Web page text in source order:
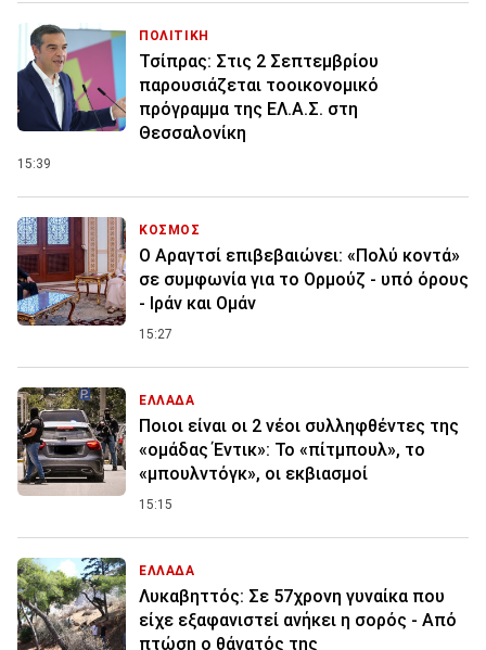
ΠΟΛΙΤΙΚΗ
Τσίπρας: Στις 2 Σεπτεμβρίου
παρουσιάζεται τοοικονομικό
πρόγραμμα της ΕΛ.Α.Σ. στη
Θεσσαλονίκη
15:39
ΚΟΣΜΟΣ
Ο Αραγτσί επιβεβαιώνει: «Πολύ κοντά»
σε συμφωνία για το Ορμούζ - υπό όρους
- Ιράν και Ομάν
15:27
ΕΛΛΑΔΑ
Ποιοι είναι οι 2 νέοι συλληφθέντες της
«ομάδας Έντικ»: Το «πίτμπουλ», το
«μπουλντόγκ», οι εκβιασμοί
15:15
ΕΛΛΑΔΑ
Λυκαβηττός: Σε 57χρονη γυναίκα που
είχε εξαφανιστεί ανήκει η σορός - Από
πτώση ο θάνατός της